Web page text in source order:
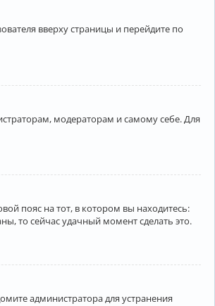
вверху страницы и перейдите по
модераторам и самому себе. Для
пояс на тот, в котором вы находитесь:
то сейчас удачный момент сделать это.
администратора для устранения